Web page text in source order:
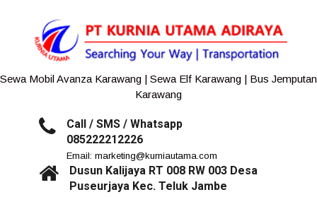
Sewa Mobil Avanza Karawang | Sewa Elf Karawang | Bus Jemputan
Karawang
Call / SMS / Whatsapp
085222212226
Email: marketing@kurniautama.com
Dusun Kalijaya RT 008 RW 003 Desa
Puseurjaya Kec. Teluk Jambe